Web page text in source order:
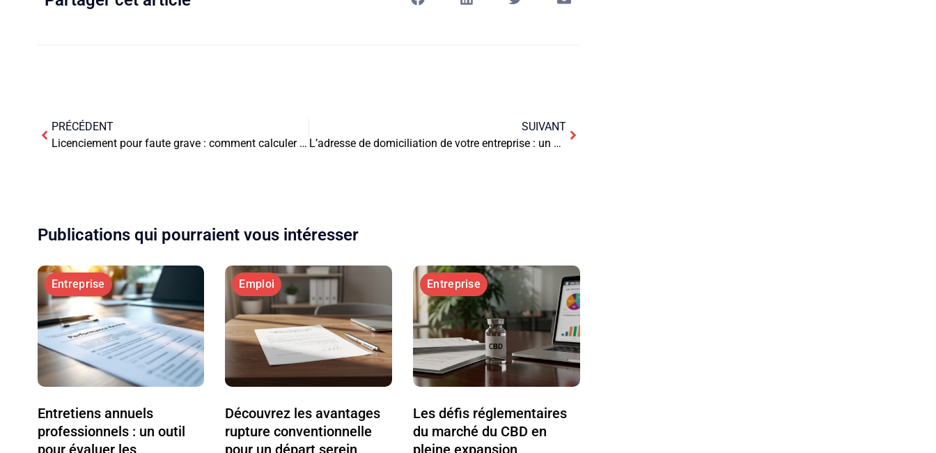
PRÉCÉDENT
Licenciement pour faute grave : comment calculer l’indemnité ?
SUIVANT
L’adresse de domiciliation de votre entreprise : un choix stratégique et indispensable
Publications qui pourraient vous intéresser
Entreprise
Entretiens annuels
professionnels : un outil
pour évaluer les
Emploi
Découvrez les avantages
rupture conventionnelle
pour un départ serein
Entreprise
Les défis réglementaires
du marché du CBD en
pleine expansion